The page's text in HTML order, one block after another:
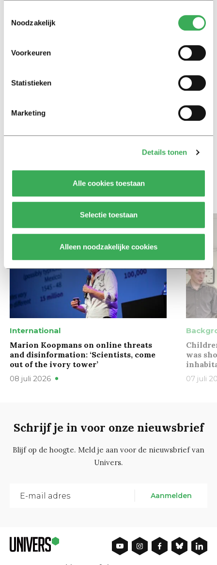
Noodzakelijk
Voorkeuren
Statistieken
Marketing
Details tonen
Alle cookies toestaan
Selectie toestaan
Alleen noodzakelijke cookies
Hunger Game: ‘Ik schrok, we
kregen er een paar miljoen
slaapmiddelen: zo komen
Column
Maak het onderwijs flexibel,
kunnen ontwikkelen
Bekijk meer recent nieuws
International
Marion Koopmans on online threats
and disinformation: ‘Scientists, come
out of the ivory tower’
08 juli 2026
was
07 juli
Schrijf je in voor onze nieuwsbrief
Blijf op de hoogte. Meld je aan voor de nieuwsbrief van
Univers.
Aanmelden